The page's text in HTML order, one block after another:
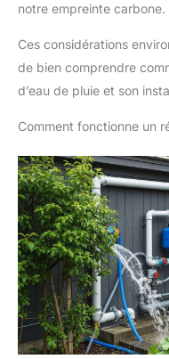
notre empreinte carbone.
Ces considérations
de bien comprendre
d’eau de pluie et son
Comment fonctionne un